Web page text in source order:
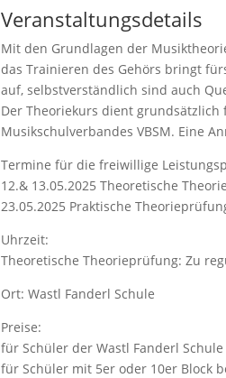
Veranstaltungsdetails
Mit den Grundlagen der
das Trainieren des Gehörs bringt
auf, selbstverständlich sind auch
Der Theoriekurs dient
Musikschulverbandes VBSM. Eine
Termine für die freiwillige
12.& 13.05.2025 Theoretische
23.05.2025 Praktische
Uhrzeit:
Theoretische Theorieprüfung: Zu
Ort: Wastl Fanderl Schule
Preise:
für Schüler der Wastl Fanderl
für Schüler mit 5er oder 10er Block